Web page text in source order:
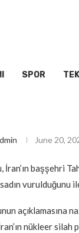
SPOR
June 20,
İran’ın başşehri
vurulduğunu
açıklamasına
nükleer silah